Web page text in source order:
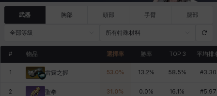
武器 胸部 頭部 手臂 腿部
全部等級 所有特殊材料
# 物品 選擇率 勝率 TOP 3 平均排
1 雷霆之握 53.0% 13.2% 58.5% #3.30
2 聖拳 31.0% 0.0% 16.1 % #5.97